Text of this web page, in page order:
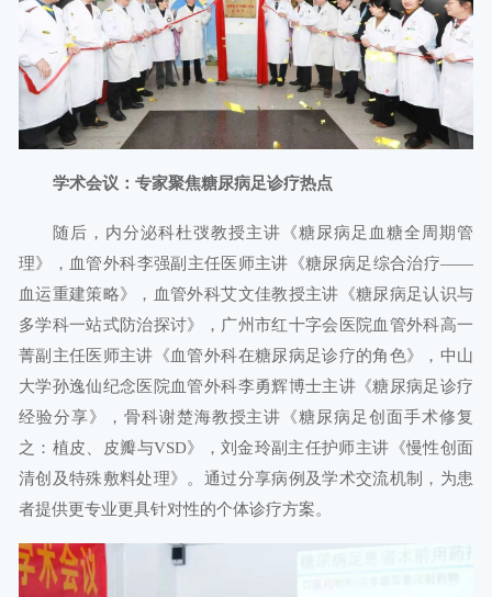
学术会议：专家聚焦糖尿病足诊疗热点
随后，内分泌科杜弢教授主讲《糖尿病足血糖全周期管
理》，血管外科李强副主任医师主讲《糖尿病足综合治疗——
血运重建策略》，血管外科艾文佳教授主讲《糖尿病足认识与
多学科一站式防治探讨》，广州市红十字会医院血管外科高一
菁副主任医师主讲《血管外科在糖尿病足诊疗的角色》，中山
大学孙逸仙纪念医院血管外科李勇辉博士主讲《糖尿病足诊疗
经验分享》，骨科谢楚海教授主讲《糖尿病足创面手术修复
之：植皮、皮瓣与VSD》，刘金玲副主任护师主讲《慢性创面
清创及特殊敷料处理》。通过分享病例及学术交流机制，为患
者提供更专业更具针对性的个体诊疗方案。